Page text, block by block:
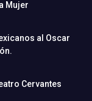
Mujer
al Oscar
Cervantes